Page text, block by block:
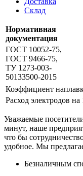
Склад
Нормативная
документация
ГОСТ 10052-75,
ГОСТ 9466-75,
ТУ 1273-003-
50133500-2015
Коэффициент
Расход электродов
Уважаемые
минут, наше
что бы
удобное. Мы
Безналичным